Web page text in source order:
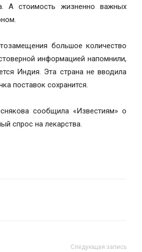
А стоимость жизненно важных
большое количество
информацией напомнили,
Индия. Эта страна не вводила
поставок сохранится.
сообщила «Известиям» о
спрос на лекарства.
Следующая запись